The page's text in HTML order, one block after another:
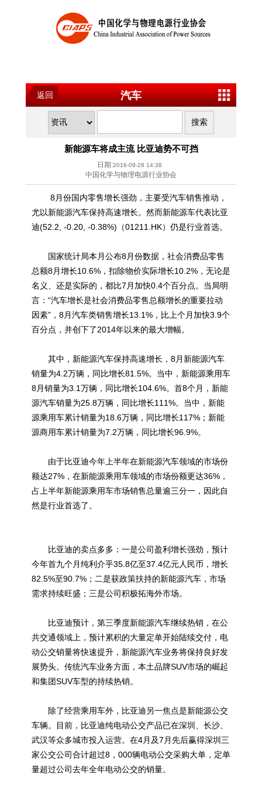
返回 汽车
新能源车将成主流 比亚迪势不可挡
日期:2016-09-28 14:38
中国化学与物理电源行业协会
8月份国内零售增长强劲，主要受汽车销售推动，
尤以新能源汽车保持高速增长。然而新能源车代表比亚
迪(52.2, -0.20, -0.38%)（01211.HK）仍是行业首选。
国家统计局本月公布8月份数据，社会消费品零售
总额8月增长10.6%，扣除物价实际增长10.2%，无论是
名义、还是实际的，都比7月加快0.4个百分点。当局明
言：“汽车增长是社会消费品零售总额增长的重要拉动
因素”，8月汽车类销售增长13.1%，比上个月加快3.9个
百分点，并创下了2014年以来的最大增幅。
其中，新能源汽车保持高速增长，8月新能源汽车
销量为4.2万辆，同比增长81.5%。当中，新能源乘用车
8月销量为3.1万辆，同比增长104.6%。首8个月，新能
源汽车销量为25.8万辆，同比增长111%。当中，新能
源乘用车累计销量为18.6万辆，同比增长117%；新能
源商用车累计销量为7.2万辆，同比增长96.9%。
由于比亚迪今年上半年在新能源汽车领域的市场份
额达27%，在新能源乘用车领域的市场份额更达36%，
占上半年新能源乘用车市场销售总量逾三分一，因此自
然是行业首选了。
比亚迪的卖点多多：一是公司盈利增长强劲，预计
今年首九个月纯利介乎35.8亿至37.4亿元人民币，增长
82.5%至90.7%；二是获政策扶持的新能源汽车，市场
需求持续旺盛；三是公司积极拓海外市场。
比亚迪预计，第三季度新能源汽车继续热销，在公
共交通领域上，预计累积的大量定单开始陆续交付，电
动公交销量将快速提升，新能源汽车业务将保持良好发
展势头。传统汽车业务方面，本土品牌SUV市场的崛起
和集团SUV车型的持续热销。
除了经营乘用车外，比亚迪另一焦点是新能源公交
车辆。目前，比亚迪纯电动公交产品已在深圳、长沙、
武汉等众多城市投入运营。在4月及7月先后赢得深圳三
家公交公司合计超过8，000辆电动公交采购大单，定单
量超过公司去年全年电动公交的销量。